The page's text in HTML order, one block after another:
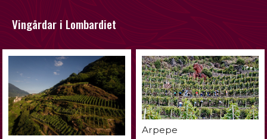
Vingårdar i Lombardiet
Arpepe